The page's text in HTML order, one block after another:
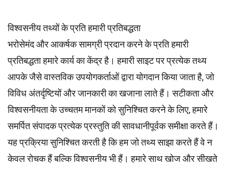
विश्वसनीय तथ्यों के प्रति हमारी प्रतिबद्धता
भरोसेमंद और आकर्षक सामग्री प्रदान करने के प्रति हमारी
प्रतिबद्धता हमारे कार्य का केंद्र है। हमारी साइट पर प्रत्येक तथ्य
आपके जैसे वास्तविक उपयोगकर्ताओं द्वारा योगदान किया जाता है, जो
विविध अंतर्दृष्टियों और जानकारी का खजाना लाते हैं। सटीकता और
विश्वसनीयता के उच्चतममानकोंको सुनिश्चित करने के लिए, हमारे
समर्पितसंपादकप्रत्येक प्रस्तुति की सावधानीपूर्वक समीक्षा करते हैं।
यह प्रक्रिया सुनिश्चित करती है कि हम जो तथ्य साझा करते हैं वे न
केवल रोचक हैं बल्कि विश्वसनीय भी हैं। हमारे साथ खोज और सीखते